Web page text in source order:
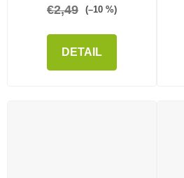
€2,49 (–10 %)
DETAIL